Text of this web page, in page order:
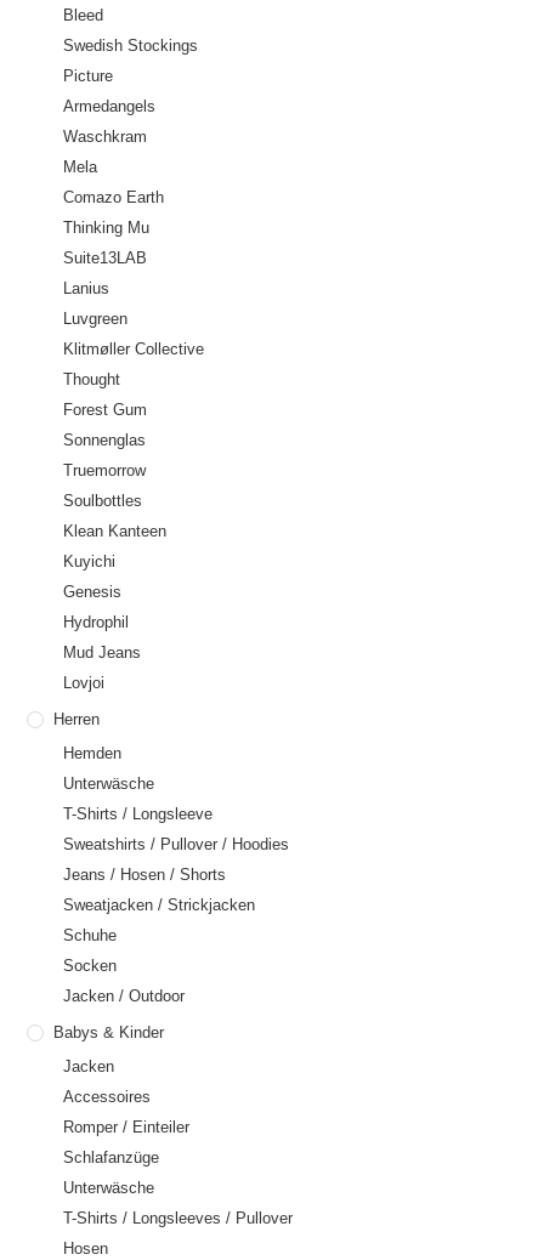
Bleed
Swedish Stockings
Picture
Armedangels
Waschkram
Mela
Comazo Earth
Thinking Mu
Suite13LAB
Lanius
Luvgreen
Klitmøller Collective
Thought
Forest Gum
Sonnenglas
Truemorrow
Soulbottles
Klean Kanteen
Kuyichi
Genesis
Hydrophil
Mud Jeans
Lovjoi
Herren
Hemden
Unterwäsche
T-Shirts / Longsleeve
Sweatshirts / Pullover / Hoodies
Jeans / Hosen / Shorts
Sweatjacken / Strickjacken
Schuhe
Socken
Jacken / Outdoor
Babys & Kinder
Jacken
Accessoires
Romper / Einteiler
Schlafanzüge
Unterwäsche
T-Shirts / Longsleeves / Pullover
Hosen